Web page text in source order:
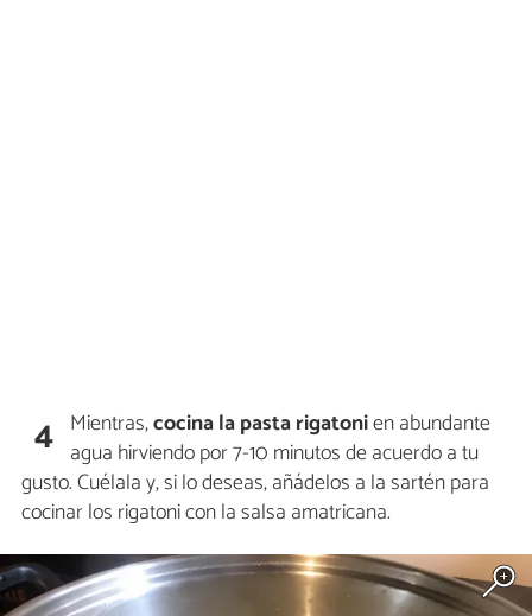
4 Mientras,cocina la pasta rigatonien abundante
agua hirviendo por 7-10 minutos de acuerdo a tu
gusto. Cuélala y, si lo deseas, añádelos a la sartén para
cocinar los rigatoni con la salsa amatricana.